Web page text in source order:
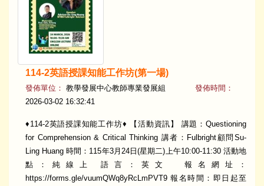
114-2英語授課知能工作坊(第一場)
發佈單位： 教學發展中心教師專業發展組
發佈時間：
2026-03-02 16:32:41
♦114-2英語授課知能工作坊♦ 【活動資訊】 講題：Questioning
for Comprehension & Critical Thinking 講者：Fulbright顧問Su-
Ling Huang 時間：115年3月24日(星期二)上午10:00-11:30 活動地
點：純線上 語言：英文 報名網址：
https://forms.gle/vuumQWq8yRcLmPVT9 報名時間：即日起至